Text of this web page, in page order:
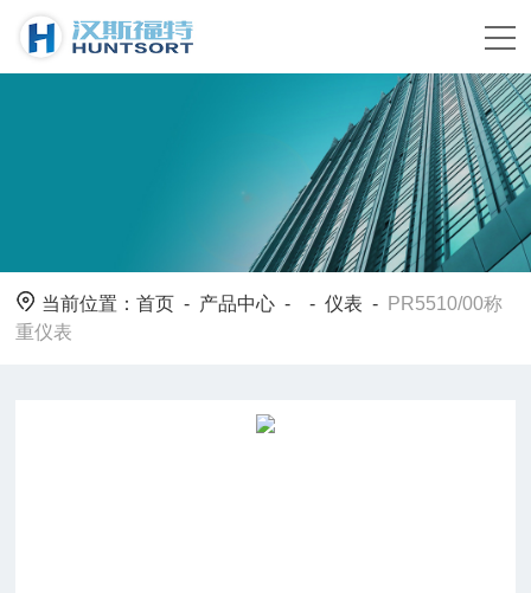
当前位置：首页 - 产品中心 - -仪表 -
PR5510/00称
重仪表